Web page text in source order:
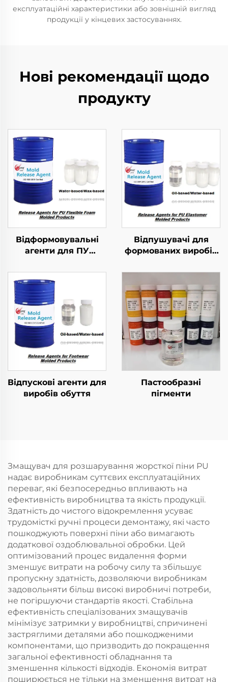
експлуатаційні характеристики або зовнішній вигляд
продукції у кінцевих застосуваннях.
Нові рекомендації щодо
продукту
Відформовувальні
агенти для ПУ
виробів
Відпушувачі для
формованих виробів
Відпускові агенти для
виробів обуття
Пастообразні
пігменти
Змащувач для розшарування жорсткої піни PU
надає виробникам суттєвих експлуатаційних
переваг, які безпосередньо впливають на
ефективність виробництва та якість продукції.
Здатність до чистого відокремлення усуває
трудомісткі ручні процеси демонтажу, які часто
пошкоджують поверхні піни або вимагають
додаткової оздоблювальної обробки. Цей
оптимізований процес видалення форми
зменшує витрати на робочу силу та збільшує
пропускну здатність, дозволяючи виробникам
задовольняти більш високі виробничі потреби,
не погіршуючи стандартів якості. Стабільна
ефективність спеціалізованих змащувачів
мінімізує затримки у виробництві, спричинені
застряглими деталями або пошкодженими
компонентами, що призводить до покращення
загальної ефективності обладнання та
зменшення кількості відходів. Економія витрат
поширюється не тільки на зменшення витрат на